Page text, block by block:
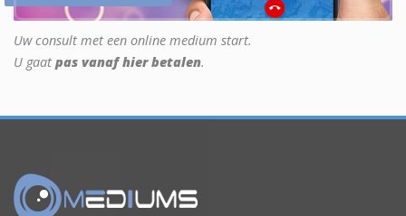
Uw consult met een online medium start.
U gaat pas vanaf hier betalen.